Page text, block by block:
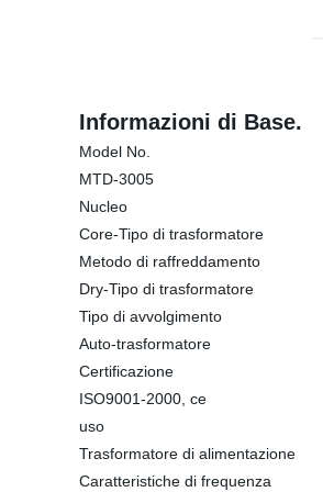
Informazioni di Base.
Model No.
MTD-3005
Nucleo
Core-Tipo di trasformatore
Metodo di raffreddamento
Dry-Tipo di trasformatore
Tipo di avvolgimento
Auto-trasformatore
Certificazione
ISO9001-2000, ce
uso
Trasformatore di alimentazione
Caratteristiche di frequenza